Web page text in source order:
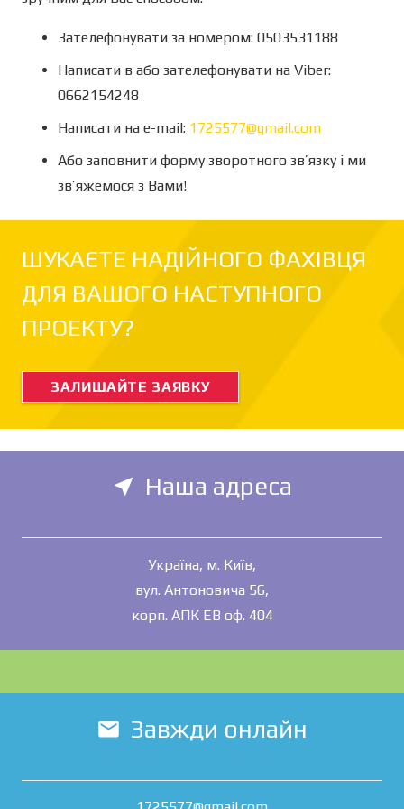
Зателефонувати за номером: 0503531188
Написати в або зателефонувати на Viber:
0662154248
Написати на e-mail: 1725577@gmail.com
Або заповнити форму зворотного зв’язку і ми
зв’яжемося з Вами!
ШУКАЄТЕ НАДІЙНОГО ФАХІВЦЯ
ДЛЯ ВАШОГО НАСТУПНОГО
ПРОЕКТУ?
ЗАЛИШАЙТЕ ЗАЯВКУ
near_me Наша адреса
Україна, м. Київ,
вул. Антоновича 56,
корп. АПК ЕВ оф. 404
mail Завжди онлайн